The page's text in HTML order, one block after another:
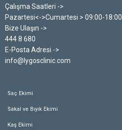
Çalışma Saatleri ->
Pazartesi<->Cumartesi > 09:00-18:00
Bize Ulaşın ->
444 8 680
E-Posta Adresi ->
info@lygosclinic.com
Saç Ekimi
Sakal ve Bıyık Ekimi
Kaş Ekimi